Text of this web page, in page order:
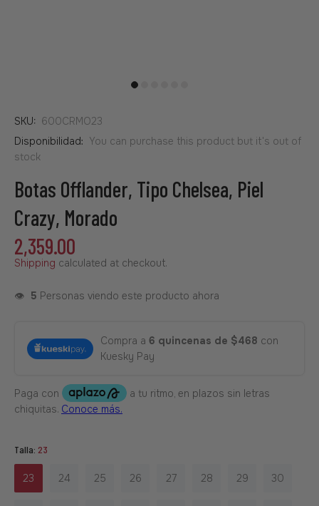
SKU: 600CRMO23
Disponibilidad: You can purchase this product but it's out of
stock
Botas Offlander, Tipo Chelsea, Piel
Crazy, Morado
2,359.00
Shipping calculated at checkout.
👁️ 5 Personas viendo este producto ahora
Compra a 6 quincenas de $468 con
Kuesky Pay
Talla: 23
23 24 25 26 27 28 29 30